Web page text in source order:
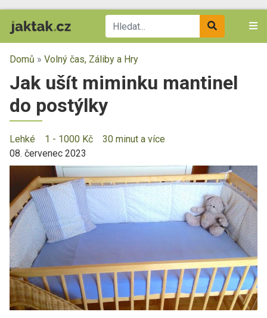
Domů » Volný čas, Záliby a Hry
Jak ušít miminku mantinel
do postýlky
Lehké 1 - 1000 Kč
30 minut a více
08. červenec 2023